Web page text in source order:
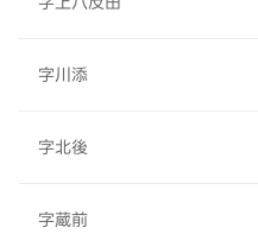
字川添
字北後
字蔵前